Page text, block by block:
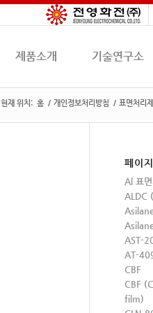
제품소개 기술연구소
현재 위치: 홈 / 개인정보처리방침 / 표면처리제
페이지
Al 표면
ALDC
AST-
AT-
CBF
CBF
film)